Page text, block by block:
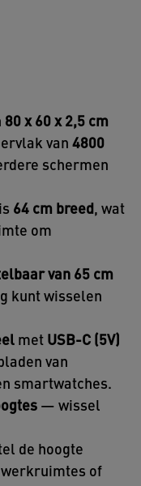
80 x 60 x 2,5 cm
van 4800
schermen
64 cm breed, wat
om
van 65 cm
kunt wisselen
met USB-C (5V)
van
smartwatches.
— wissel
de hoogte
of